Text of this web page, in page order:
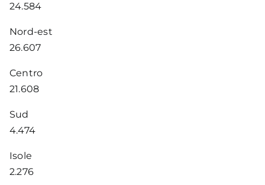
24.584
Nord-est
26.607
Centro
21.608
Sud
4.474
Isole
2.276